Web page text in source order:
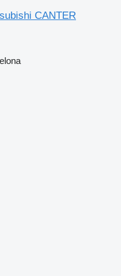
CANTER